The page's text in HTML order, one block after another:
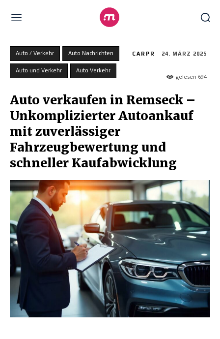
Auto / Verkehr Auto Nachrichten
Auto und Verkehr Auto Verkehr
CARPR 24. MÄRZ 2025
gelesen 694
Auto verkaufen in Remseck –
Unkomplizierter Autoankauf
mit zuverlässiger
Fahrzeugbewertung und
schneller Kaufabwicklung